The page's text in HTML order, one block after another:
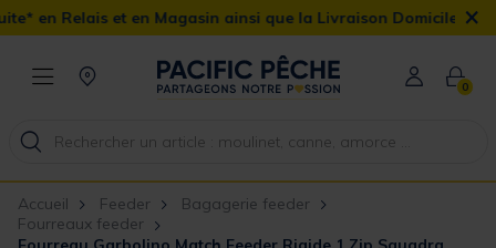
en Magasin ainsi que la Livraison Domicile offerte dès 90€ ×
0
Accueil Feeder
Bagagerie feeder
Fourreaux feeder